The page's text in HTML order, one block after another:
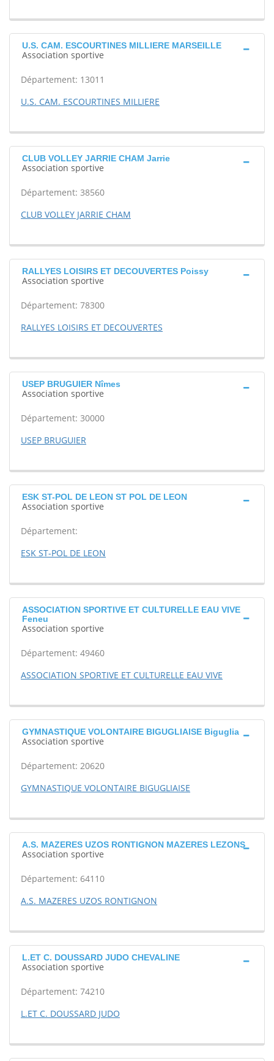
U.S. CAM. ESCOURTINES MILLIERE MARSEILLE
Association sportive
Département: 13011
U.S. CAM. ESCOURTINES MILLIERE
CLUB VOLLEY JARRIE CHAM Jarrie
Association sportive
Département: 38560
CLUB VOLLEY JARRIE CHAM
RALLYES LOISIRS ET DECOUVERTES Poissy
Association sportive
Département: 78300
RALLYES LOISIRS ET DECOUVERTES
USEP BRUGUIER Nîmes
Association sportive
Département: 30000
USEP BRUGUIER
ESK ST-POL DE LEON ST POL DE LEON
Association sportive
Département:
ESK ST-POL DE LEON
ASSOCIATION SPORTIVE ET CULTURELLE EAU VIVE
Feneu
Association sportive
Département: 49460
ASSOCIATION SPORTIVE ET CULTURELLE EAU VIVE
GYMNASTIQUE VOLONTAIRE BIGUGLIAISE Biguglia
Association sportive
Département: 20620
GYMNASTIQUE VOLONTAIRE BIGUGLIAISE
A.S. MAZERES UZOS RONTIGNON MAZERES LEZONS
Association sportive
Département: 64110
A.S. MAZERES UZOS RONTIGNON
L.ET C. DOUSSARD JUDO CHEVALINE
Association sportive
Département: 74210
L.ET C. DOUSSARD JUDO